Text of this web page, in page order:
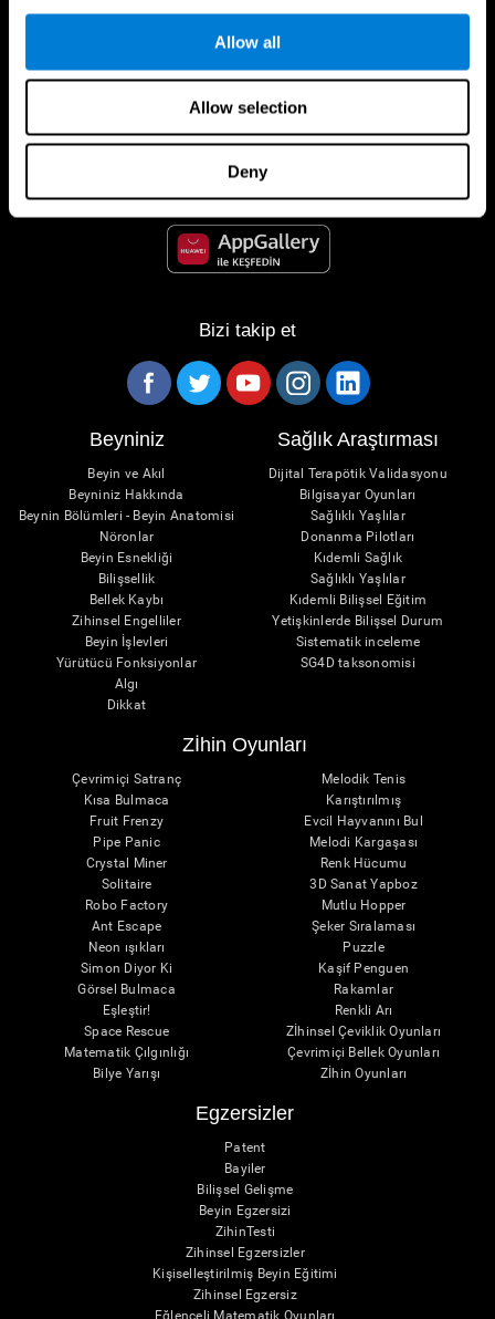
Allow all
Allow selection
Deny
CogniFit Uygulaması
Bizi takip et
Beyniniz
Beyin ve Akıl
Beyniniz Hakkında
Beynin Bölümleri - Beyin Anatomisi
Nöronlar
Beyin Esnekliği
Bilişsellik
Bellek Kaybı
Zihinsel Engelliler
Beyin İşlevleri
Yürütücü Fonksiyonlar
Algı
Dikkat
Sağlık Araştırması
Dijital Terapötik Validasyonu
Bilgisayar Oyunları
Sağlıklı Yaşlılar
Donanma Pilotları
Kıdemli Sağlık
Sağlıklı Yaşlılar
Kıdemli Bilişsel Eğitim
Yetişkinlerde Bilişsel Durum
Sistematik inceleme
SG4D taksonomisi
Zİhin Oyunları
Çevrimiçi Satranç
Kısa Bulmaca
Fruit Frenzy
Pipe Panic
Crystal Miner
Solitaire
Robo Factory
Ant Escape
Neon ışıkları
Simon Diyor Ki
Görsel Bulmaca
Eşleştir!
Space Rescue
Matematik Çılgınlığı
Bilye Yarışı
Melodik Tenis
Karıştırılmış
Evcil Hayvanını Bul
Melodi Kargaşası
Renk Hücumu
3D Sanat Yapboz
Mutlu Hopper
Şeker Sıralaması
Puzzle
Kaşif Penguen
Rakamlar
Renkli Arı
Zİhinsel Çeviklik Oyunları
Çevrimiçi Bellek Oyunları
Zİhin Oyunları
Egzersizler
Patent
Bayiler
Bilişsel Gelişme
Beyin Egzersizi
ZihinTesti
Zihinsel Egzersizler
Kişiselleştirilmiş Beyin Eğitimi
Zihinsel Egzersiz